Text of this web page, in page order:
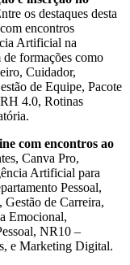
os destaques desta
encontros
Artificial na
formações como
Cuidador,
de Equipe, Pacote
4.0, Rotinas
com encontros ao
Canva Pro,
Artificial para
Pessoal,
Gestão de Carreira,
Emocional,
NR10 –
e Marketing Digital.